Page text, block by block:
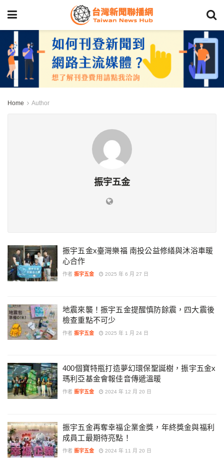
Home Author
振宇五金
振宇五金x臺灣樂福 南投公益修繕與沐浴車暖
心合作
作者 振宇五金 2025 年 6 月 27 日
地震來襲！振宇五金提醒慎防餘震，四大震後
檢查重點不可少
作者 振宇五金 2025 年 1 月 24 日
400個寶特瓶打造夢幻環保聖誕樹，振宇五金x
瑪利亞基金會報佳音傳遞溫暖
作者 振宇五金 2024 年 12 月 20 日
振宇五金再奪幸福企業金獎，年終獎金與福利
成員工最期待亮點！
作者 振宇五金 2024 年 11 月 20 日